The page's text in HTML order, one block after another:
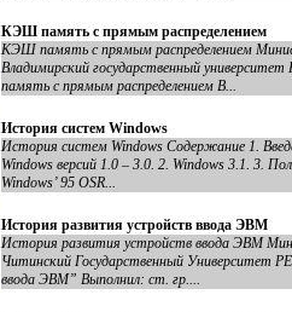
КЭШ память с прямым распределением
КЭШ память с прямым распределением
Владимирский государственный
память с прямым распределением В...
История систем Windows
История систем Windows Содержание 1.
Windows версий 1.0 – 3.0. 2. Windows 3.1. 3.
Windows’ 95 OSR...
История развития устройств ввода ЭВМ
История развития устройств ввода ЭВМ
Читинский Государственный Университет
ввода ЭВМ” Выполнил: ст. гр....